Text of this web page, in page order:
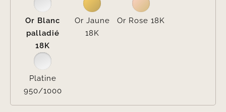
Or Blanc
palladié
18K
Or Jaune
18K
Or Rose 18K
Platine
950/1000